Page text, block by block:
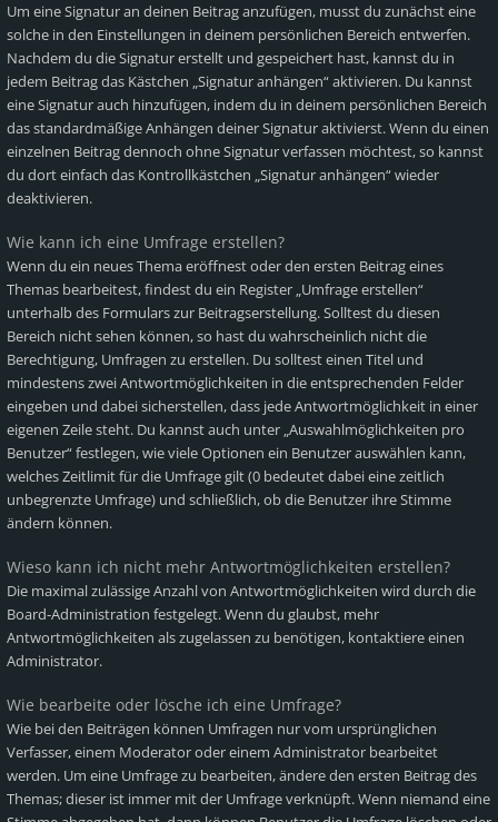
Um eine Signatur an deinen Beitrag anzufügen, musst du zunächst eine
solche in den Einstellungen in deinem persönlichen Bereich entwerfen.
Nachdem du die Signatur erstellt und gespeichert hast, kannst du in
jedem Beitrag das Kästchen „Signatur anhängen“ aktivieren. Du kannst
eine Signatur auch hinzufügen, indem du in deinem persönlichen Bereich
das standardmäßige Anhängen deiner Signatur aktivierst. Wenn du einen
einzelnen Beitrag dennoch ohne Signatur verfassen möchtest, so kannst
du dort einfach das Kontrollkästchen „Signatur anhängen“ wieder
deaktivieren.
Wie kann ich eine Umfrage erstellen?
Wenn du ein neues Thema eröffnest oder den ersten Beitrag eines
Themas bearbeitest, findest du ein Register „Umfrage erstellen“
unterhalb des Formulars zur Beitragserstellung. Solltest du diesen
Bereich nicht sehen können, so hast du wahrscheinlich nicht die
Berechtigung, Umfragen zu erstellen. Du solltest einen Titel und
mindestens zwei Antwortmöglichkeiten in die entsprechenden Felder
eingeben und dabei sicherstellen, dass jede Antwortmöglichkeit in einer
eigenen Zeile steht. Du kannst auch unter „Auswahlmöglichkeiten pro
Benutzer“ festlegen, wie viele Optionen ein Benutzer auswählen kann,
welches Zeitlimit für die Umfrage gilt (0 bedeutet dabei eine zeitlich
unbegrenzte Umfrage) und schließlich, ob die Benutzer ihre Stimme
ändern können.
Wieso kann ich nicht mehr Antwortmöglichkeiten erstellen?
Die maximal zulässige Anzahl von Antwortmöglichkeiten wird durch die
Board-Administration festgelegt. Wenn du glaubst, mehr
Antwortmöglichkeiten als zugelassen zu benötigen, kontaktiere einen
Administrator.
Wie bearbeite oder lösche ich eine Umfrage?
Wie bei den Beiträgen können Umfragen nur vom ursprünglichen
Verfasser, einem Moderator oder einem Administrator bearbeitet
werden. Um eine Umfrage zu bearbeiten, ändere den ersten Beitrag des
Themas; dieser ist immer mit der Umfrage verknüpft. Wenn niemand eine